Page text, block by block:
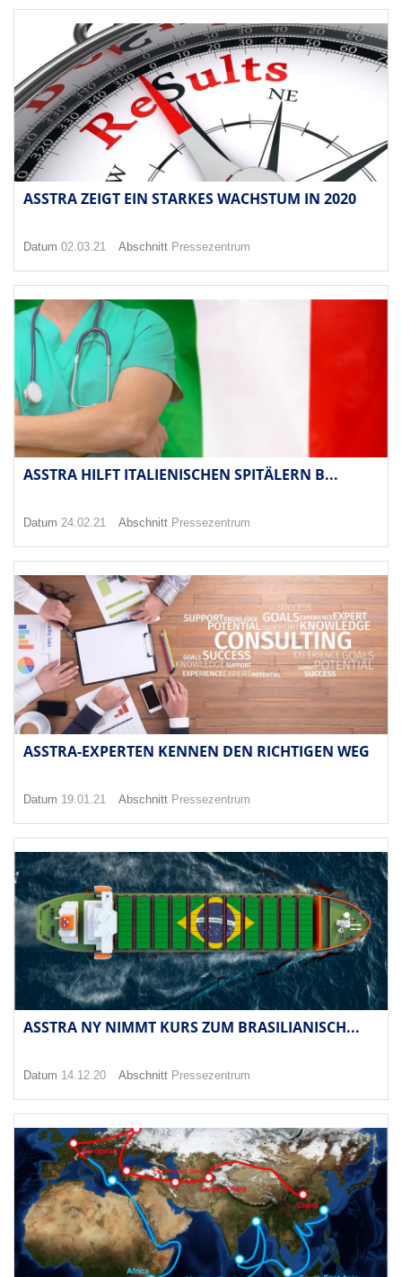
ASSTRA ZEIGT EIN STARKES WACHSTUM IN 2020
Datum 02.03.21 Abschnitt Pressezentrum
ASSTRA HILFT ITALIENISCHEN SPITÄLERN B...
Datum 24.02.21 Abschnitt Pressezentrum
ASSTRA-EXPERTEN KENNEN DEN RICHTIGEN WEG
Datum 19.01.21 Abschnitt Pressezentrum
ASSTRA NY NIMMT KURS ZUM BRASILIANISCH...
Datum 14.12.20 Abschnitt Pressezentrum